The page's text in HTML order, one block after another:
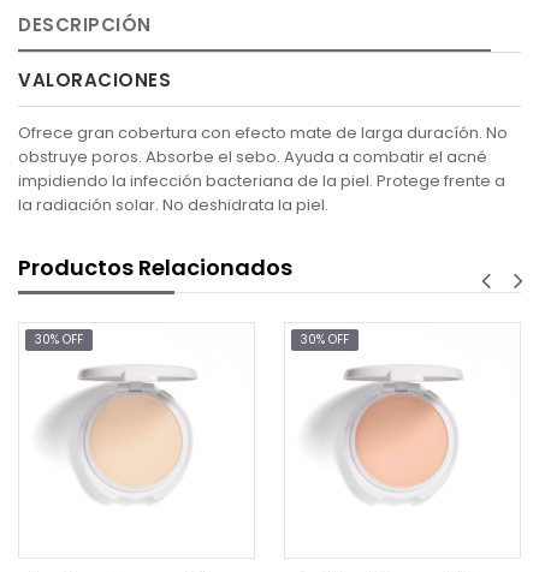
DESCRIPCIÓN
VALORACIONES
Ofrece gran cobertura con efecto mate de larga duracíón. No
obstruye poros. Absorbe el sebo. Ayuda a combatir el acné
impidiendo la infección bacteriana de la piel. Protege frente a
la radiación solar. No deshidrata la piel.
Productos Relacionados